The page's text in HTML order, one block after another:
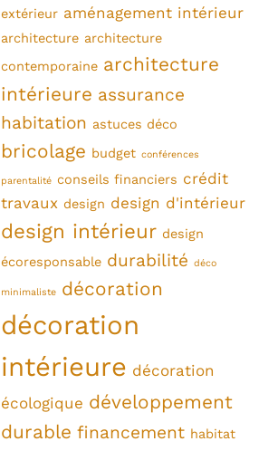
extérieur aménagement intérieur
architecture architecture
contemporaine architecture
intérieure assurance
habitation astuces déco
bricolage budget conférences
parentalité conseils financiers crédit
travaux design design d'intérieur
design intérieur design
écoresponsable durabilité déco
minimaliste décoration
décoration
intérieure décoration
écologique développement
durable financement habitat